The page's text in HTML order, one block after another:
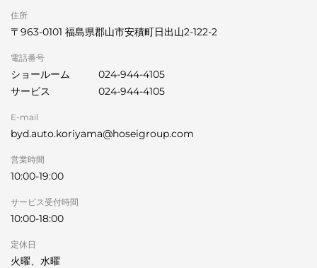
住所
〒963-0101 福島県郡山市安積町日出山2-122-2
電話番号
ショールーム
024-944-4105
サービス
024-944-4105
E-mail
byd.auto.koriyama@hoseigroup.com
営業時間
10:00-19:00
サービス受付時間
10:00-18:00
定休日
火曜、水曜